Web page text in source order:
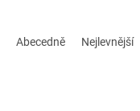
Abecedně Nejlevnější